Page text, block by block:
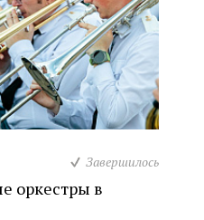
Завершилось
оркестры в